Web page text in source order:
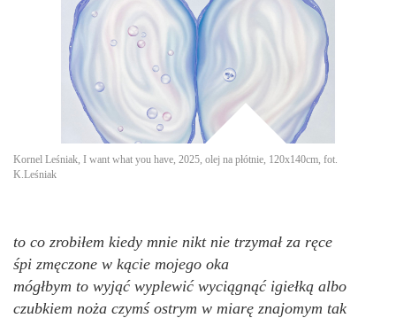
Kornel Leśniak, I want what you have, 2025, olej na płótnie, 120x140cm, fot.
K.Leśniak
to co zrobiłem kiedy mnie nikt nie trzymał za ręce
śpi zmęczone w kącie mojego oka
mógłbym to wyjąć wyplewić wyciągnąć igiełką albo
czubkiem noża czymś ostrym w miarę znajomym tak